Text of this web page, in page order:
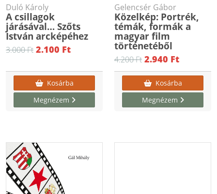
Duló Károly
A csillagok
járásával… Szőts
István arcképéhez
3.000 Ft 2.100 Ft
Kosárba
Megnézem
Gelencsér Gábor
Közelkép: Portrék,
témák, formák a
magyar film
történetéből
4.200 Ft 2.940 Ft
Kosárba
Megnézem